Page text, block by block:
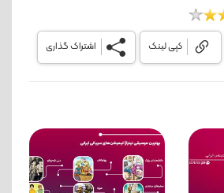
اشتراک گذاری کپی لینک